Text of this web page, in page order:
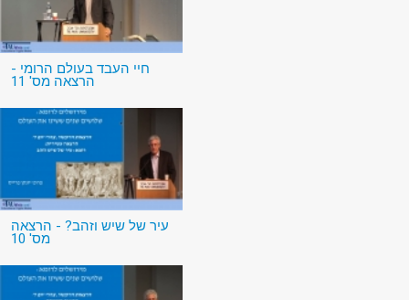
חיי העבד בעולם הרומי -
הרצאה מס' 11
עיר של שיש וזהב? - הרצאה
מס' 10